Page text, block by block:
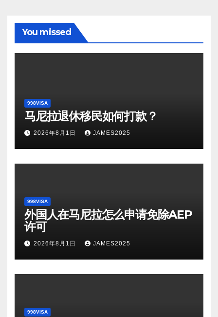
You missed
998VISA
马尼拉退休移民如何打款？
2026年8月1日 JAMES2025
998VISA
外国人在马尼拉怎么申请免除AEP
许可
2026年8月1日 JAMES2025
998VISA